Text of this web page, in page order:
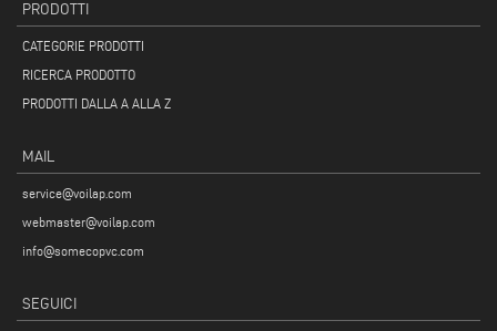
PRODOTTI
CATEGORIE PRODOTTI
RICERCA PRODOTTO
PRODOTTI DALLA A ALLA Z
MAIL
service@voilap.com
webmaster@voilap.com
info@somecopvc.com
SEGUICI